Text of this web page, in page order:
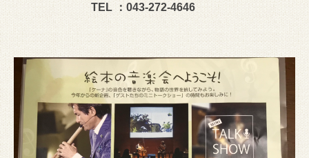
TEL ：043-272-4646